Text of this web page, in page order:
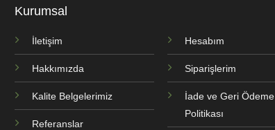
Kurumsal
İletişim
Hakkımızda
Kalite Belgelerimiz
Referanslar
Hesabım
Siparişlerim
İade ve Geri Ödeme
Politikası